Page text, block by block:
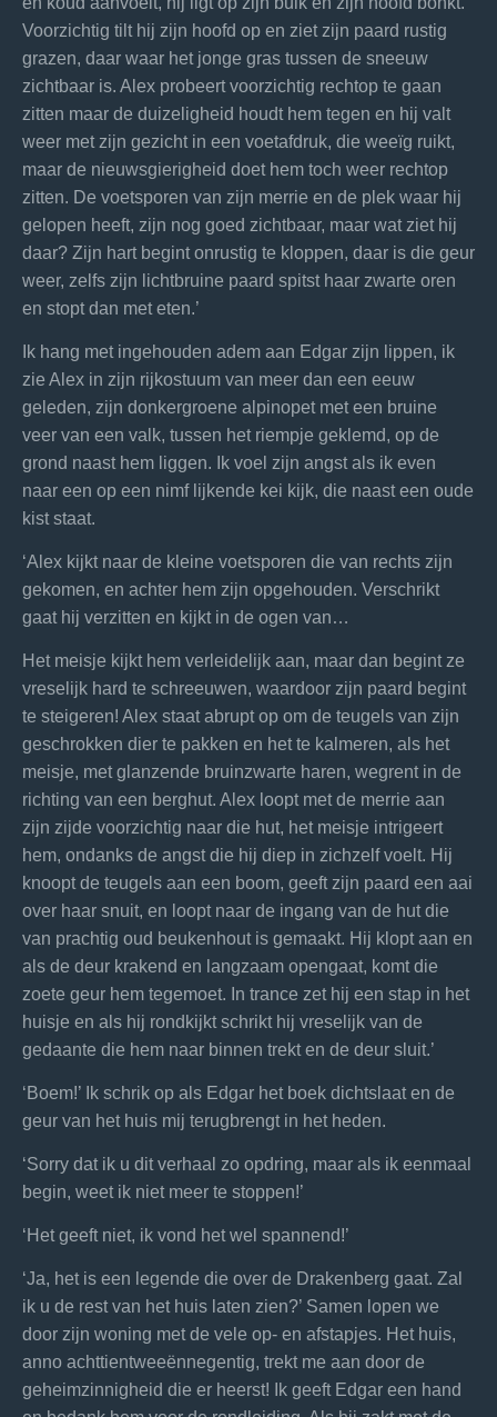
Voorzichtig tilt hij zijn hoofd op en ziet zijn paard rustig
grazen, daar waar het jonge gras tussen de sneeuw
zichtbaar is. Alex probeert voorzichtig rechtop te gaan
zitten maar de duizeligheid houdt hem tegen en hij valt
weer met zijn gezicht in een voetafdruk, die weeïg ruikt,
maar de nieuwsgierigheid doet hem toch weer rechtop
zitten. De voetsporen van zijn merrie en de plek waar hij
gelopen heeft, zijn nog goed zichtbaar, maar wat ziet hij
daar? Zijn hart begint onrustig te kloppen, daar is die geur
weer, zelfs zijn lichtbruine paard spitst haar zwarte oren
en stopt dan met eten.’
Ik hang met ingehouden adem aan Edgar zijn lippen, ik
zie Alex in zijn rijkostuum van meer dan een eeuw
geleden, zijn donkergroene alpinopet met een bruine
veer van een valk, tussen het riempje geklemd, op de
grond naast hem liggen. Ik voel zijn angst als ik even
naar een op een nimf lijkende kei kijk, die naast een oude
kist staat.
‘Alex kijkt naar de kleine voetsporen die van rechts zijn
gekomen, en achter hem zijn opgehouden. Verschrikt
gaat hij verzitten en kijkt in de ogen van…
Het meisje kijkt hem verleidelijk aan, maar dan begint ze
vreselijk hard te schreeuwen, waardoor zijn paard begint
te steigeren! Alex staat abrupt op om de teugels van zijn
geschrokken dier te pakken en het te kalmeren, als het
meisje, met glanzende bruinzwarte haren, wegrent in de
richting van een berghut. Alex loopt met de merrie aan
zijn zijde voorzichtig naar die hut, het meisje intrigeert
hem, ondanks de angst die hij diep in zichzelf voelt. Hij
knoopt de teugels aan een boom, geeft zijn paard een aai
over haar snuit, en loopt naar de ingang van de hut die
van prachtig oud beukenhout is gemaakt. Hij klopt aan en
als de deur krakend en langzaam opengaat, komt die
zoete geur hem tegemoet. In trance zet hij een stap in het
huisje en als hij rondkijkt schrikt hij vreselijk van de
gedaante die hem naar binnen trekt en de deur sluit.’
‘Boem!’ Ik schrik op als Edgar het boek dichtslaat en de
geur van het huis mij terugbrengt in het heden.
‘Sorry dat ik u dit verhaal zo opdring, maar als ik eenmaal
begin, weet ik niet meer te stoppen!’
‘Het geeft niet, ik vond het wel spannend!’
‘Ja, het is een legende die over de Drakenberg gaat. Zal
ik u de rest van het huis laten zien?’ Samen lopen we
door zijn woning met de vele op- en afstapjes. Het huis,
anno achttientweeënnegentig, trekt me aan door de
geheimzinnigheid die er heerst! Ik geeft Edgar een hand